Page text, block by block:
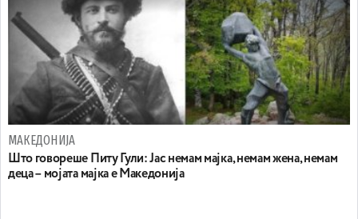
МАКЕДОНИЈА
Што говореше Питу Гули: Јас немам мајка, немам жена, немам
деца – мојата мајка е Македонија